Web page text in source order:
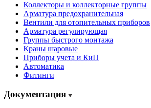
Коллекторы и коллекторные группы
Арматура предохранительная
Вентили для отопительных приборов
Арматура регулирующая
Группы быстрого монтажа
Краны шаровые
Приборы учета и КиП
Автоматика
Фитинги
Документация